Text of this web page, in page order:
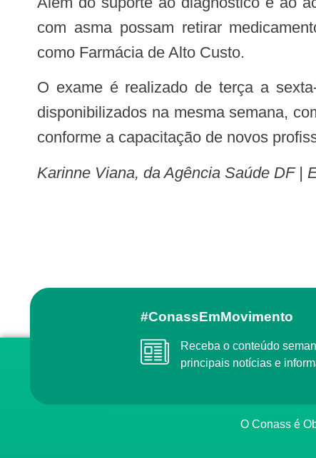
com asma possam retirar
como Farmácia de Alto Custo.
O exame é realizado de terça a sexta-feira, no período da manhã, com quatro vagas diárias. Os resultados costumam ser
disponibilizados na mesma semana,
conforme a capacitação de novos
Karinne Viana, da Agência Saúde DF |
#ConassEmMovimento
Receba o conteúdo semanal do Conass com as
principais notícias e
O Conass é